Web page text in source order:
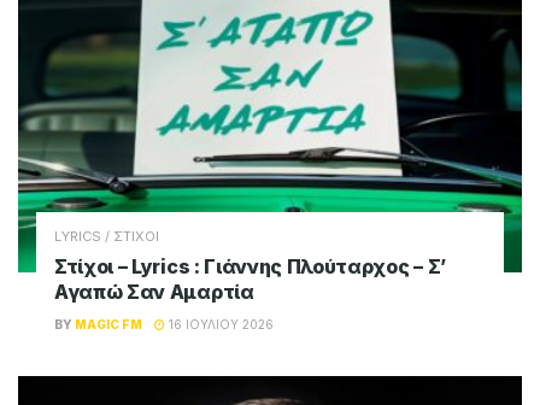
LYRICS / ΣΤΙΧΟΙ
Στίχοι – Lyrics : Γιάννης Πλούταρχος – Σ’
Αγαπώ Σαν Αμαρτία
BY MAGIC FM 16 ΙΟΥΛΊΟΥ 2026